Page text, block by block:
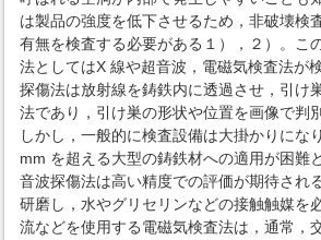
は製品の強度を低下させるため，非破壊検
有無を検査する必要がある１），２）。こ
法としてはX 線や超音波，電磁気検査法が
探傷法は放射線を鋳鉄内に透過させ，引け
法であり，引け巣の形状や位置を画像で判
しかし，一般的に検査設備は大掛かりにな
mm を超える大型の鋳鉄材への適用が困難
音波探傷法は高い精度での評価が期待され
研磨し，水やグリセリンなどの接触触媒を
流などを使用する電磁気検査法は，通常，